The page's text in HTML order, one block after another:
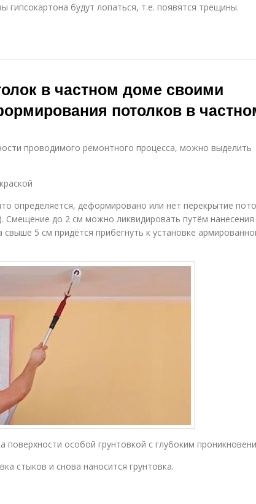
гипсокартона будут лопаться, т.е. появятся трещины.
в частном доме своими
потолков в
проводимого ремонтного процесса, можно выделить
определяется, деформировано или нет перекрытие
Смещение до 2 см можно ликвидировать путём нанесения
свыше 5 см придётся прибегнуть к установке
поверхности особой грунтовкой с глубоким
стыков и снова наносится грунтовка.